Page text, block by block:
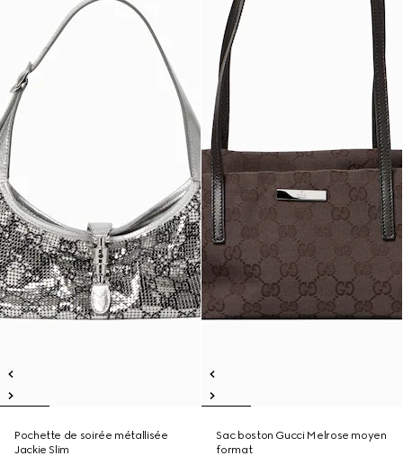
Pochette de soirée métallisée
Jackie Slim
Sac boston Gucci Melrose moyen
format